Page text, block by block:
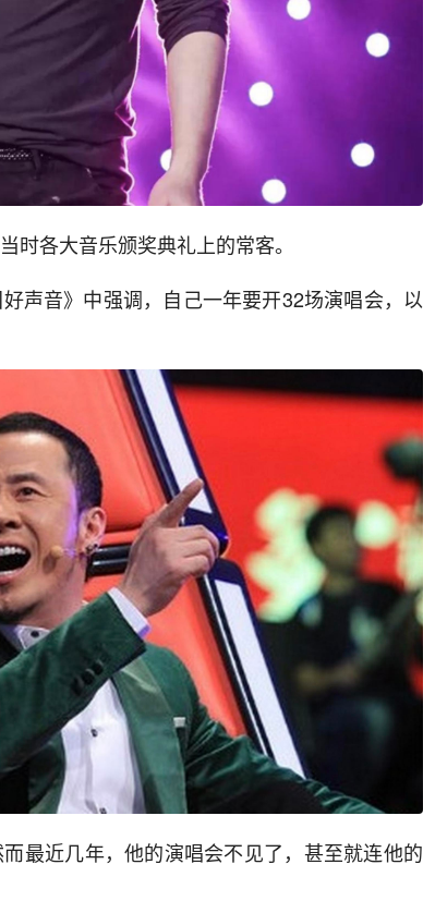
时各大音乐颁奖典礼上的常客。
声音》中强调，自己一年要开32场演唱会，以
最近几年，他的演唱会不见了，甚至就连他的